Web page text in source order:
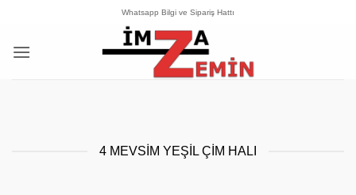
Whatsapp Bilgi ve Sipariş Hattı
4 MEVSIM YEŞIL ÇIM HALI